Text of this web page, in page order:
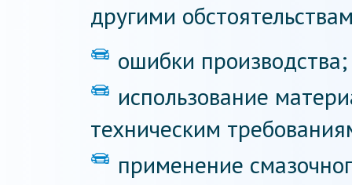
другими
ошибки производства;
использование
техническим
применение